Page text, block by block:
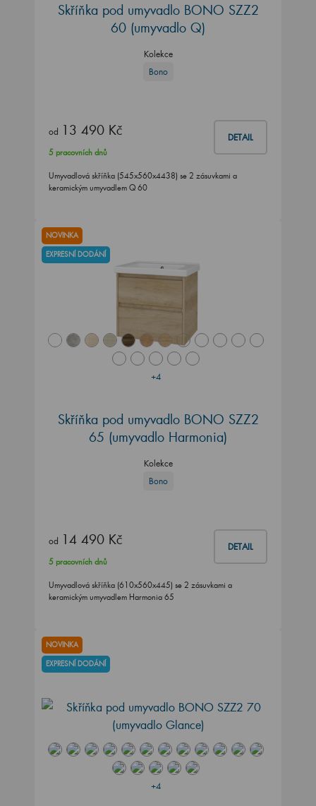
Skříňka pod umyvadlo BONO SZZ2
60 (umyvadlo Q)
Kolekce
Bono
od 13 490 Kč DETAIL
5 pracovních dnů
Umyvadlová skříňka (545x560x4438) se 2 zásuvkami a
keramickým umyvadlem Q 60
+4
NOVINKA
EXPRESNÍ DODÁNÍ
Skříňka pod umyvadlo BONO SZZ2
65 (umyvadlo Harmonia)
Kolekce
Bono
od 14 490 Kč DETAIL
5 pracovních dnů
Umyvadlová skříňka (610x560x445) se 2 zásuvkami a
keramickým umyvadlem Harmonia 65
+4
NOVINKA
EXPRESNÍ DODÁNÍ